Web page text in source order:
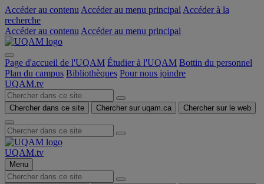
Accéder au contenu Accéder au menu principal Accéder à la
recherche
Accéder au contenu Accéder au menu principal
Page d'accueil de l'UQAM Étudier à l'UQAM Bottin du personnel
Plan du campus Bibliothèques Pour nous joindre
UQAM.tv
Chercher dans ce site Chercher sur uqam.ca Chercher sur le web
UQAM.tv
Menu